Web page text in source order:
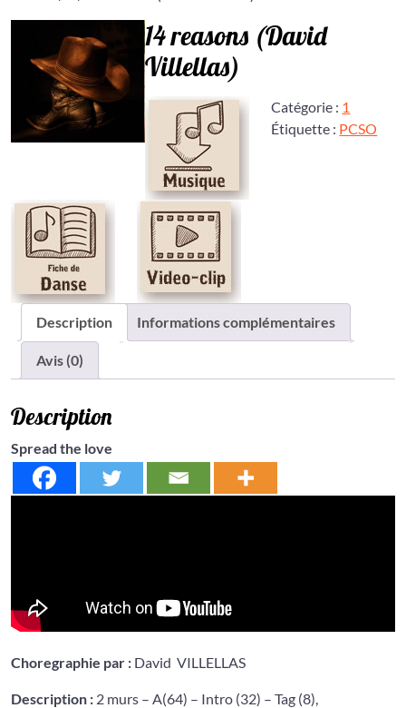
14 reasons (David
Villellas)
Catégorie : 1
Étiquette : PCSO
Description Informations complémentaires
Avis (0)
Description
Spread the love
Choregraphie par : David VILLELLAS
Description : 2 murs – A(64) – Intro (32) – Tag (8),